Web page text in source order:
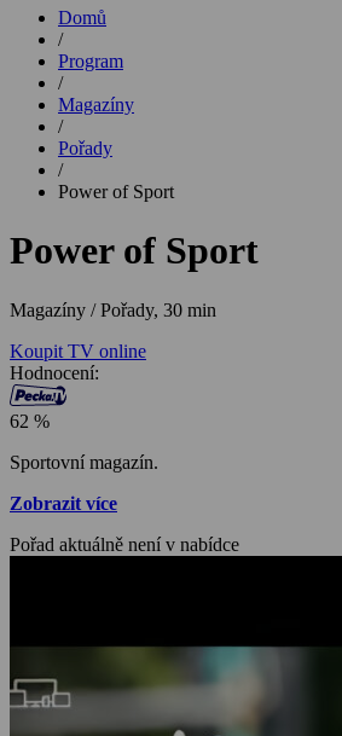
Domů
/
Program
/
Magazíny
/
Pořady
/
Power of Sport
Power of Sport
Magazíny / Pořady, 30 min
Koupit TV online
Hodnocení:
62 %
Sportovní magazín.
Zobrazit více
Pořad aktuálně není v nabídce